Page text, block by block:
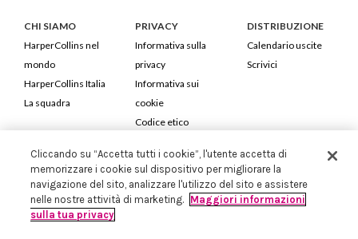
CHI SIAMO
HarperCollins nel
mondo
HarperCollins Italia
La squadra
PRIVACY
Informativa sulla
privacy
Informativa sui
cookie
Codice etico
DISTRIBUZIONE
Calendario uscite
Scrivici
HarperCollins Italia S.p.A. Viale Monte Nero, 84 - 20135 Milano
Cod. Fiscale e P.IVA 05946780151 - Capitale Sociale 258.250 €
Iscritta in Milano al Registro delle imprese nr.198004 e REA nr.1051898
Cliccando su “Accetta tutti i cookie”, l'utente accetta di
memorizzare i cookie sul dispositivo per migliorare la
navigazione del sito, analizzare l'utilizzo del sito e assistere
nelle nostre attività di marketing. Maggiori informazioni
sulla tua privacy